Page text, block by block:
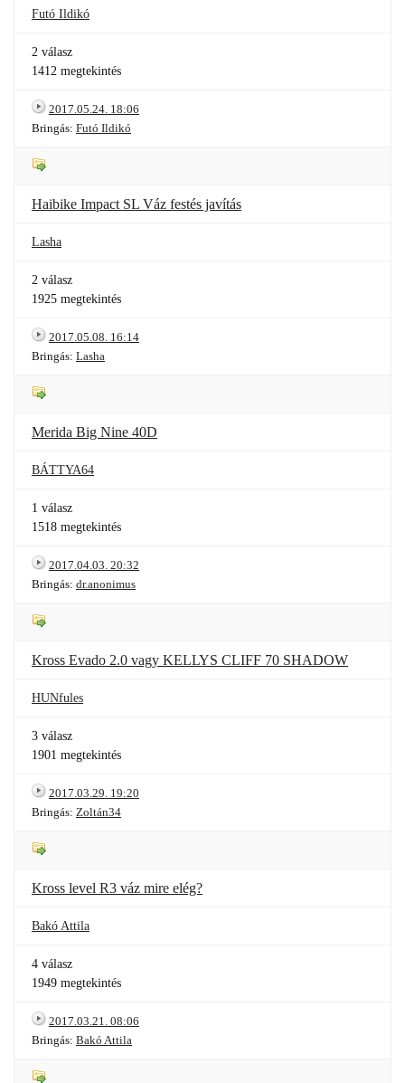
Futó Ildikó
2 válasz
1412 megtekintés
2017.05.24. 18:06
Bringás: Futó Ildikó
Haibike Impact SL Váz festés javítás
Lasha
2 válasz
1925 megtekintés
2017.05.08. 16:14
Bringás: Lasha
Merida Big Nine 40D
BÁTTYA64
1 válasz
1518 megtekintés
2017.04.03. 20:32
Bringás: dr.anonimus
Kross Evado 2.0 vagy KELLYS CLIFF 70 SHADOW
HUNfules
3 válasz
1901 megtekintés
2017.03.29. 19:20
Bringás: Zoltán34
Kross level R3 váz mire elég?
Bakó Attila
4 válasz
1949 megtekintés
2017.03.21. 08:06
Bringás: Bakó Attila